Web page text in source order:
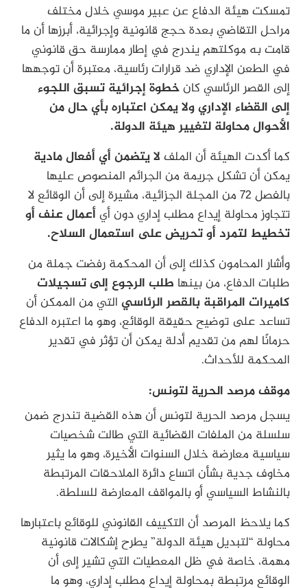
تمسكت هيئة الدفاع عن عبير موسي خلال مختلف
مراحل التقاضي بعدة حجج قانونية وإجرائية، أبرزها أن ما
قامت به موكلتهم يندرج في إطار ممارسة حق قانوني
في الطعن الإداري ضد قرارات رئاسية، معتبرة أن توجهها
إلى القصر الرئاسي كانخطوة إجرائية تسبق اللجوء
إلى القضاء الإداري ولا يمكن اعتباره بأي حال من
الأحوال محاولة لتغيير هيئة الدولة.
كما أكدت الهيئة أن الملف لا يتضمن أي أفعال مادية
يمكن أن تشكل جريمة من الجرائم المنصوص عليها
بالفصل 72 من المجلة الجزائية، مشيرة إلى أن الوقائع لا
تتجاوز محاولة إيداع مطلب إداري دون أيأعمال عنف أو
تخطيط لتمرد أو تحريض على استعمال السلاح.
وأشار المحامون كذلك إلى أن المحكمة رفضت جملة من
طلبات الدفاع، من بينها طلب الرجوع إلى تسجيلات
كاميرات المراقبة بالقصر الرئاسي التي من الممكن أن
تساعد على توضيح حقيقة الوقائع، وهو ما اعتبره الدفاع
حرمانًا لهم من تقديم أدلة يمكن أن تؤثر في تقدير
المحكمة للأحداث.
موقف مرصد الحرية لتونس:
يسجل مرصد الحرية لتونس أن هذه القضية تندرج ضمن
سلسلة من الملفات القضائية التي طالت شخصيات
سياسية معارضة خلال السنوات الأخيرة، وهو ما يثير
مخاوف جدية بشأن اتساع دائرة الملاحقات المرتبطة
بالنشاط السياسي أو بالمواقف المعارضة للسلطة.
كما يلاحظ المرصد أن التكييف القانوني للوقائع باعتبارها
محاولة “لتبديل هيئة الدولة” يطرح إشكالات قانونية
مهمة، خاصة في ظل المعطيات التي تشير إلى أن
الوقائع مرتبطة بمحاولة إيداع مطلب إداري، وهو ما